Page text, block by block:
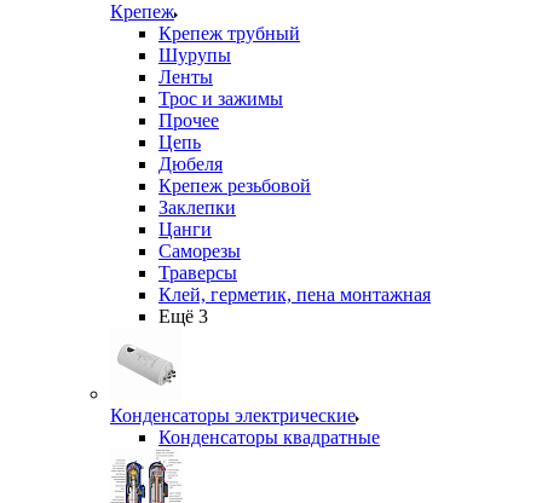
Крепеж
Крепеж трубный
Шурупы
Ленты
Трос и зажимы
Прочее
Цепь
Дюбеля
Крепеж резьбовой
Заклепки
Цанги
Саморезы
Траверсы
Клей, герметик, пена монтажная
Ещё 3
Конденсаторы электрические
Конденсаторы квадратные